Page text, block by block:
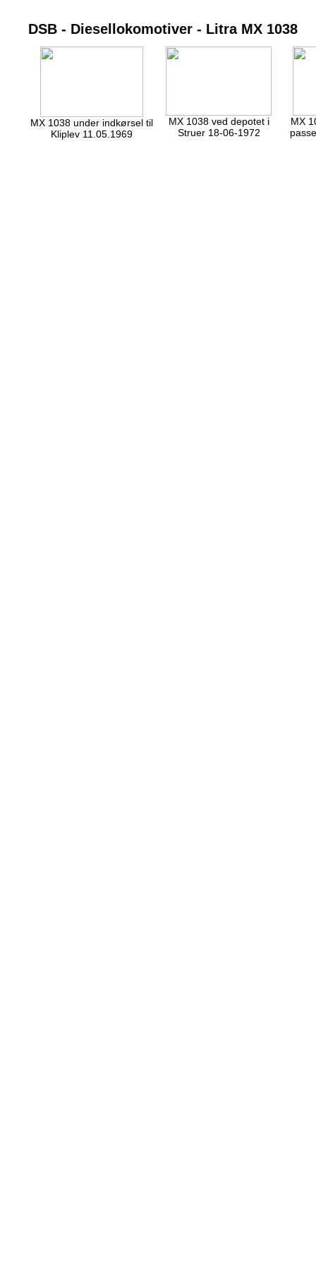
DSB - Diesellokomotiver - Litra MX 1038
MX 1038 under indkørsel til
Kliplev 11.05.1969
MX 1038 ved depotet i
Struer 18-06-1972
MX